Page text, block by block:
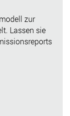
zur
Lassen sie